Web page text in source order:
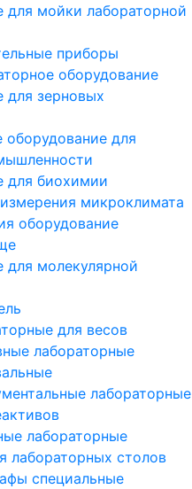
для мойки лабораторной
приборы
оборудование
для зерновых
оборудование для
для биохимии
микроклимата
оборудование
для молекулярной
для весов
лабораторные
лабораторные
лабораторные
лабораторных столов
специальные